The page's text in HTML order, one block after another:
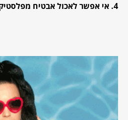
4. אי אפשר לאכול אבטיח מפלסטיק